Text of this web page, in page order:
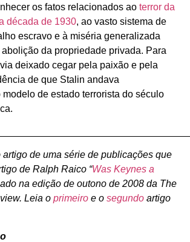
os fatos relacionados ao terror da
década de 1930, ao vasto sistema de
escravo e à miséria generalizada
da propriedade privada. Para
deixado cegar pela paixão e pela
de que Stalin andava
de estado terrorista do século
artigo de uma série de publicações que
de Ralph Raico “Was Keynes a
na edição de outono de 2008 da The
Leia o primeiro e o segundo artigo